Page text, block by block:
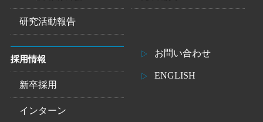
研究活動報告
採用情報
新卒採用
インターン
お問い合わせ
ENGLISH